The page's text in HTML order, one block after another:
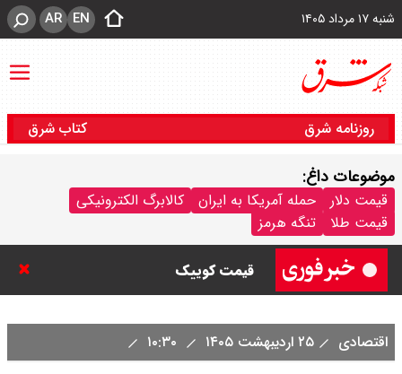
شنبه ۱۷ مرداد ۱۴۰۵ EN
AR
روزنامه شرق کتاب شرق
موضوعات داغ:
قیمت دلار حمله آمریکا به ایران
کالابرگ الکترونیکی
قیمت طلا
تنگه هرمز
قیمت خودرو امروز شنبه ۱۷ مرداد
قیمت کوییک
مرداد ۱۴۰۵ / قیمت اطلس چند؟ +
اقتصادی ۲۵ اردیبهشت ۱۴۰۵